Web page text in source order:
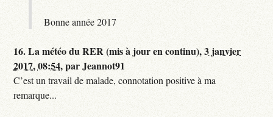
Bonne année 2017
16.La météo du RER (mis à jour en continu),3 janvier
2017, 08:54,parJeannot91
C’est un travail de malade, connotation positive à ma
remarque...